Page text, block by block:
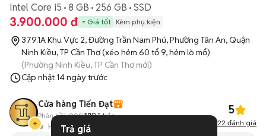
Intel Core i5 8 GB 256 GB SSD
3.900.000 đ Giá tốt Kèm phụ kiện
379.1A Khu Vực 2, Đường Trần Nam Phú, Phường Tân An, Quận
Ninh Kiều, TP Cần Thơ (xéo hẻm 60 tổ 9, hẻm lò mổ)
(Phường Ninh Kiều, TP Cần Thơ mới)
Cập nhật14 ngày trước
Cửa hàng Tiến Đạt
Hoạt động 2 giờ trước
Phản hồi: 90%12Đã bán 5
22 đánh giá
Trả giá